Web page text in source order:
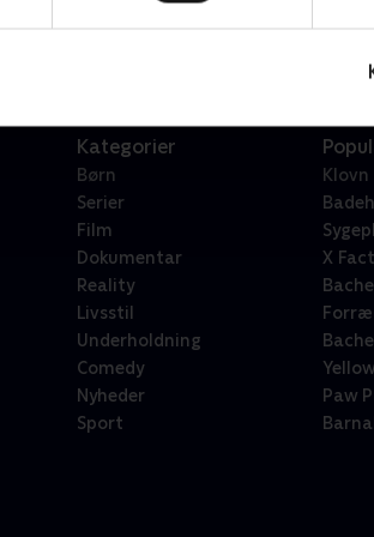
Kategorier
Børn
Serier
Film
Dokumentar
Reality
Livsstil
Underholdning
Comedy
Nyheder
Sport
Klovn
X
Paw